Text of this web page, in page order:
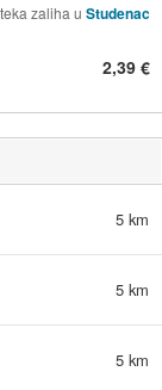
zaliha u Studenac
2,39 €
5 km
5 km
5 km